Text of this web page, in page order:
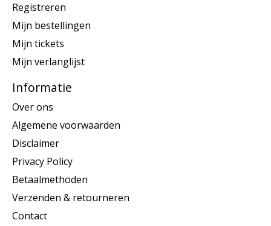
Registreren
Mijn bestellingen
Mijn tickets
Mijn verlanglijst
Informatie
Over ons
Algemene voorwaarden
Disclaimer
Privacy Policy
Betaalmethoden
Verzenden & retourneren
Contact